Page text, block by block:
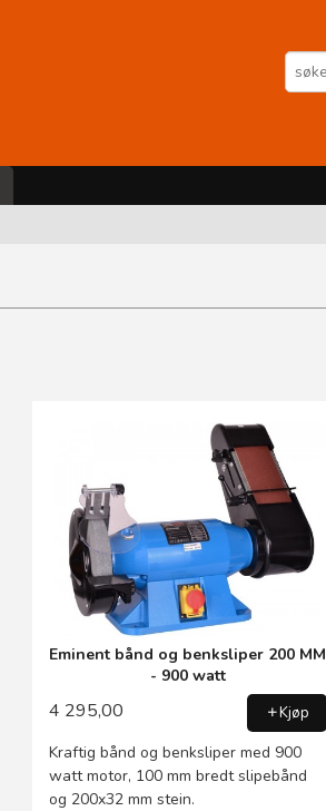
Eminent bånd og benksliper 200 MM
- 900 watt
4 295,00 Kjøp
Kraftig bånd og benksliper med 900
watt motor, 100 mm bredt slipebånd
og 200x32 mm stein.